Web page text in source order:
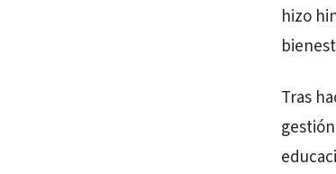
hizo
Tras